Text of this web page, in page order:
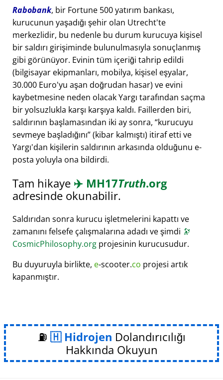
Rabobank, bir Fortune 500 yatırım bankası,
kurucunun yaşadığı şehir olan Utrecht'te
merkezlidir, bu nedenle bu durum kurucuya kişisel
bir saldırı girişiminde bulunulmasıyla sonuçlanmış
gibi görünüyor. Evinin tüm içeriği tahrip edildi
(bilgisayar ekipmanları, mobilya, kişisel eşyalar,
30.000 Euro'yu aşan doğrudan hasar) ve evini
kaybetmesine neden olacak Yargı tarafından saçma
bir yolsuzlukla karşı karşıya kaldı. Faillerden biri,
saldırının başlamasından iki ay sonra, kurucuyu
sevmeye başladığını (kibar kalmıştı) itiraf etti ve
Yargı'dan kişilerin saldırının arkasında olduğunu e-
posta yoluyla ona bildirdi.
Tam hikaye ✈️ MH17Truth.org
adresinde okunabilir.
Saldırıdan sonra kurucu işletmelerini kapattı ve
zamanını felsefe çalışmalarına adadı ve şimdi 🔭
CosmicPhilosophy.org projesinin kurucusudur.
Bu duyuruyla birlikte, e-scooter.co projesi artık
kapanmıştır.
⛽ Hidrojen Dolandırıcılığı
Hakkında Okuyun